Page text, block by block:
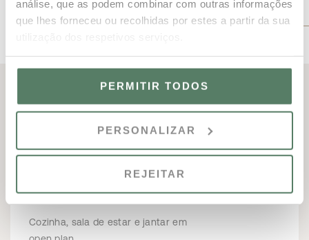
análise, que as podem combinar com outras informações
que lhes forneceu ou recolhidas por estes a partir da sua
PERMITIR TODOS
PERSONALIZAR
REJEITAR
CARACTERÍSTICAS DA PROPRIEDADE
Terraços
Cozinha, sala de estar e jantar em